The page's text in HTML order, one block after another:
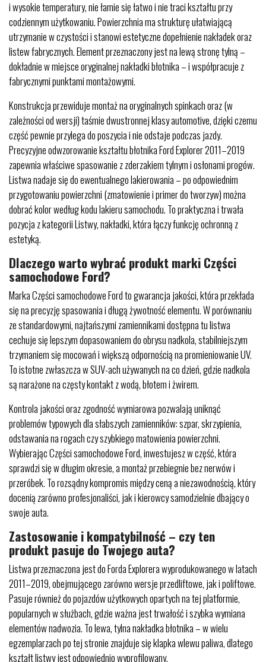
i wysokie temperatury, nie łamie się łatwo i nie traci kształtu przy
codziennym użytkowaniu. Powierzchnia ma strukturę ułatwiającą
utrzymanie w czystości i stanowi estetyczne dopełnienie nakładek oraz
listew fabrycznych. Element przeznaczony jest na lewą stronę tylną –
dokładnie w miejsce oryginalnej nakładki błotnika – i współpracuje z
fabrycznymi punktami montażowymi.
Konstrukcja przewiduje montaż na oryginalnych spinkach oraz (w
zależności od wersji) taśmie dwustronnej klasy automotive, dzięki czemu
część pewnie przylega do poszycia i nie odstaje podczas jazdy.
Precyzyjne odwzorowanie kształtu błotnika Ford Explorer 2011–2019
zapewnia właściwe spasowanie z zderzakiem tylnym i osłonami progów.
Listwa nadaje się do ewentualnego lakierowania – po odpowiednim
przygotowaniu powierzchni (zmatowienie i primer do tworzyw) można
dobrać kolor według kodu lakieru samochodu. To praktyczna i trwała
pozycja z kategorii Listwy, nakładki, która łączy funkcję ochronną z
estetyką.
Dlaczego warto wybrać produkt marki Części
samochodowe Ford?
Marka Części samochodowe Ford to gwarancja jakości, która przekłada
się na precyzję spasowania i długą żywotność elementu. W porównaniu
ze standardowymi, najtańszymi zamiennikami dostępna tu listwa
cechuje się lepszym dopasowaniem do obrysu nadkola, stabilniejszym
trzymaniem się mocowań i większą odpornością na promieniowanie UV.
To istotne zwłaszcza w SUV-ach używanych na co dzień, gdzie nadkola
są narażone na częsty kontakt z wodą, błotem i żwirem.
Kontrola jakości oraz zgodność wymiarowa pozwalają uniknąć
problemów typowych dla słabszych zamienników: szpar, skrzypienia,
odstawania na rogach czy szybkiego matowienia powierzchni.
Wybierając Części samochodowe Ford, inwestujesz w część, która
sprawdzi się w długim okresie, a montaż przebiegnie bez nerwów i
przeróbek. To rozsądny kompromis między ceną a niezawodnością, który
docenią zarówno profesjonaliści, jak i kierowcy samodzielnie dbający o
swoje auta.
Zastosowanie i kompatybilność – czy ten
produkt pasuje do Twojego auta?
Listwa przeznaczona jest do Forda Explorera wyprodukowanego w latach
2011–2019, obejmującego zarówno wersje przedliftowe, jak i poliftowe.
Pasuje również do pojazdów użytkowych opartych na tej platformie,
popularnych w służbach, gdzie ważna jest trwałość i szybka wymiana
elementów nadwozia. To lewa, tylna nakładka błotnika – w wielu
egzemplarzach po tej stronie znajduje się klapka wlewu paliwa, dlatego
kształt listwy jest odpowiednio wyprofilowany.